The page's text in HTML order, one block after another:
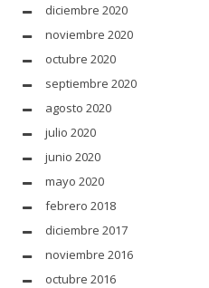
diciembre 2020
noviembre 2020
octubre 2020
septiembre 2020
agosto 2020
julio 2020
junio 2020
mayo 2020
febrero 2018
diciembre 2017
noviembre 2016
octubre 2016